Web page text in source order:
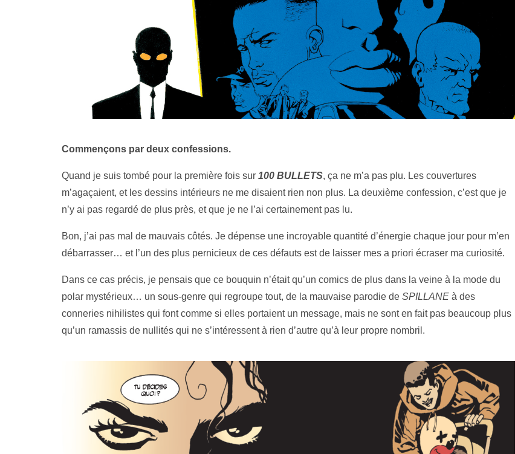
Commençons par deux confessions.
Quand je suis tombé pour la première fois sur 100 BULLETS, ça ne m’a pas plu. Les couvertures
m’agaçaient, et les dessins intérieurs ne me disaient rien non plus. La deuxième confession, c’est que je
n’y ai pas regardé de plus près, et que je ne l’ai certainement pas lu.
Bon, j’ai pas mal de mauvais côtés. Je dépense une incroyable quantité d’énergie chaque jour pour m’en
débarrasser… et l’un des plus pernicieux de ces défauts est de laisser mes a priori écraser ma curiosité.
Dans ce cas précis, je pensais que ce bouquin n’était qu’un comics de plus dans la veine à la mode du
polar mystérieux… un sous-genre qui regroupe tout, de la mauvaise parodie de SPILLANE à des
conneries nihilistes qui font comme si elles portaient un message, mais ne sont en fait pas beaucoup plus
qu’un ramassis de nullités qui ne s’intéressent à rien d’autre qu’à leur propre nombril.